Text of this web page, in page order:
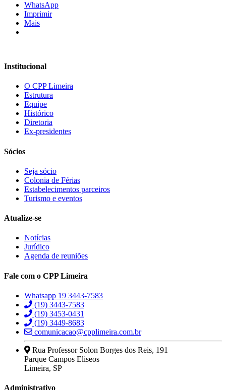
WhatsApp
Imprimir
Mais
Institucional
O CPP Limeira
Estrutura
Equipe
Histórico
Diretoria
Ex-presidentes
Sócios
Seja sócio
Colonia de Férias
Estabelecimentos parceiros
Turismo e eventos
Atualize-se
Notícias
Jurídico
Agenda de reuniões
Fale com o CPP Limeira
Whatsapp 19 3443-7583
(19) 3443-7583
(19) 3453-0431
(19) 3449-8683
comunicacao@cpplimeira.com.br
Rua Professor Solon Borges dos Reis, 191
Parque Campos Eliseos
Limeira, SP
Administrativo